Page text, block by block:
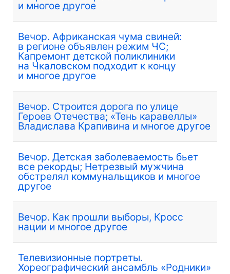
и многое другое
Вечор. Африканская чума свиней:
в регионе объявлен режим ЧС;
Капремонт детской поликлиники
на Чкаловском подходит к концу
и многое другое
Вечор. Строится дорога по улице
Героев Отечества; «Тень каравеллы»
Владислава Крапивина и многое другое
Вечор. Детская заболеваемость бьет
все рекорды; Нетрезвый мужчина
обстрелял коммунальщиков и многое
другое
Вечор. Как прошли выборы, Кросс
нации и многое другое
Телевизионные портреты.
Хореографический ансамбль «Родники»